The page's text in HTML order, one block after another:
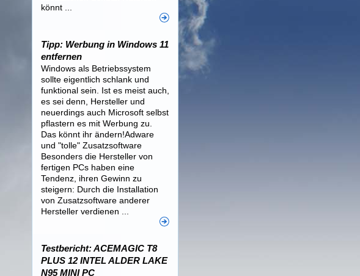
könnt ...
Tipp: Werbung in Windows 11
entfernen
Windows als Betriebssystem
sollte eigentlich schlank und
funktional sein. Ist es meist auch,
es sei denn, Hersteller und
neuerdings auch Microsoft selbst
pflastern es mit Werbung zu.
Das könnt ihr ändern!Adware
und "tolle" Zusatzsoftware
Besonders die Hersteller von
fertigen PCs haben eine
Tendenz, ihren Gewinn zu
steigern: Durch die Installation
von Zusatzsoftware anderer
Hersteller verdienen ...
Testbericht: ACEMAGIC T8
PLUS 12 INTEL ALDER LAKE
N95 MINI PC